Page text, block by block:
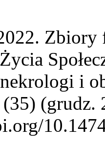
Zbiory
i
(grudz.